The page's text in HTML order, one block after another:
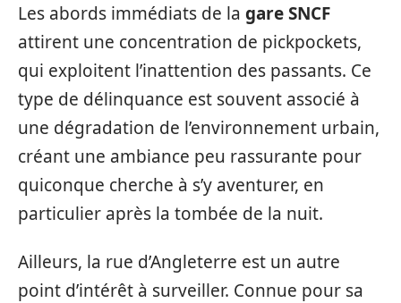
Les abords immédiats de la gare SNCF
attirent une concentration de pickpockets,
qui exploitent l’inattention des passants. Ce
type de délinquance est souvent associé à
une dégradation de l’environnement urbain,
créant une ambiance peu rassurante pour
quiconque cherche à s’y aventurer, en
particulier après la tombée de la nuit.
Ailleurs, la rue d’Angleterre est un autre
point d’intérêt à surveiller. Connue pour sa